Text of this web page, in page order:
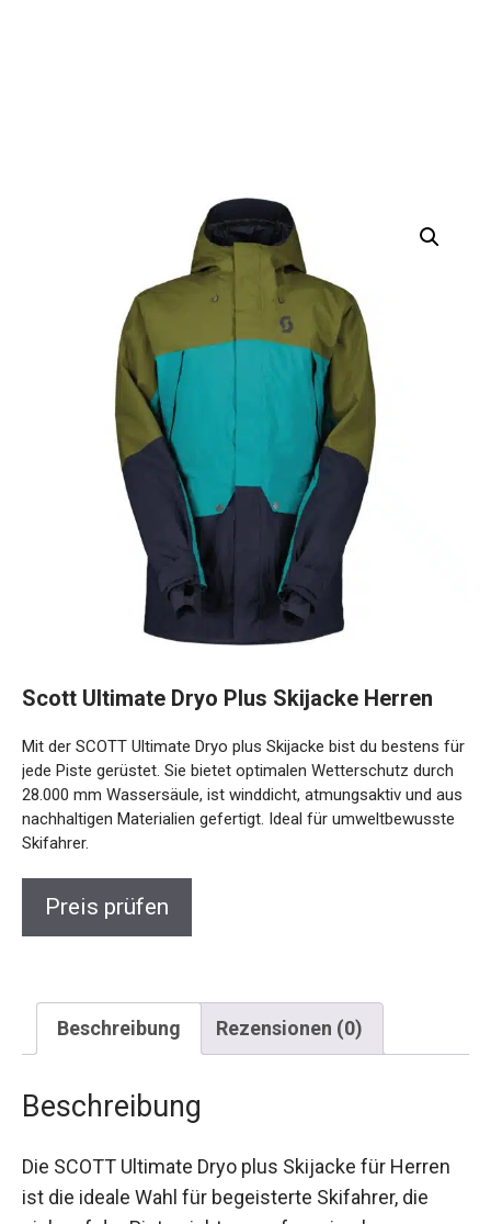
für jede Piste gerüstet. Sie bietet optimalen Wetterschutz
durch 28.000 mm Wassersäule, ist winddicht, atmungsaktiv
und aus nachhaltigen Materialien gefertigt. Ideal für
umweltbewusste Skifahrer.
Beschreibung Rezensionen (0)
Beschreibung
ist die ideale Wahl für begeisterte Skifahrer, die
sich auf der Piste nicht nur auf maximale